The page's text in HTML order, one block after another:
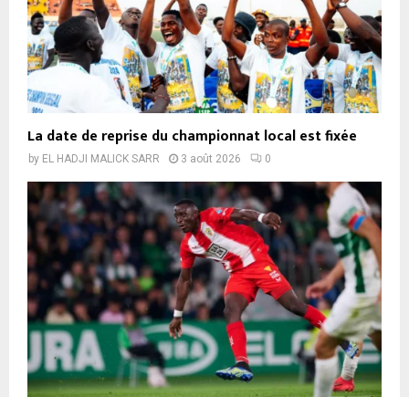
La date de reprise du championnat local est fixée
by EL HADJI MALICK SARR 3 août 2026 0